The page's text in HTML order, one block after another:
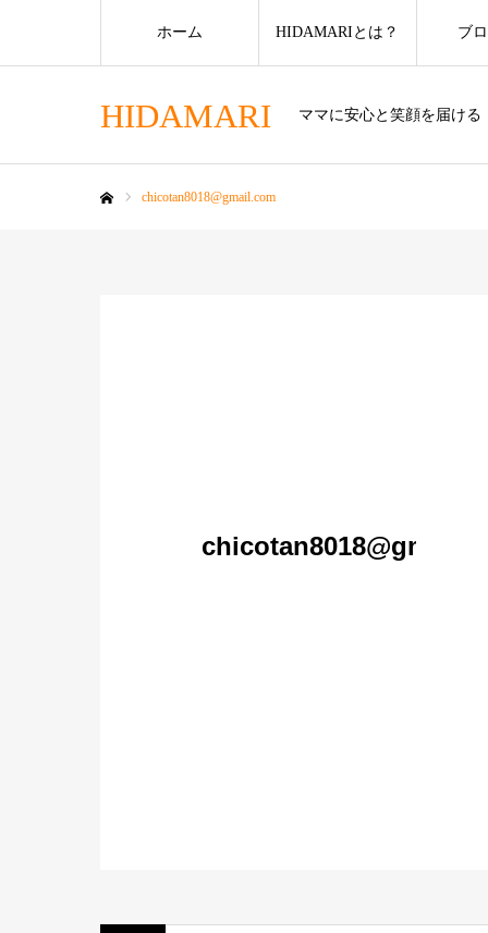
HIDAMARI ママに安心と笑顔を届ける
ホーム HIDAMARIとは？ ブ
chicotan8018@gmail.com